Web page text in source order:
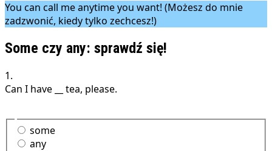
You can call me anytime you want! (Możesz do mnie
zadzwonić, kiedy tylko zechcesz!)
Some czy any: sprawdź się!
1.
Can I have __ tea, please.
some
any